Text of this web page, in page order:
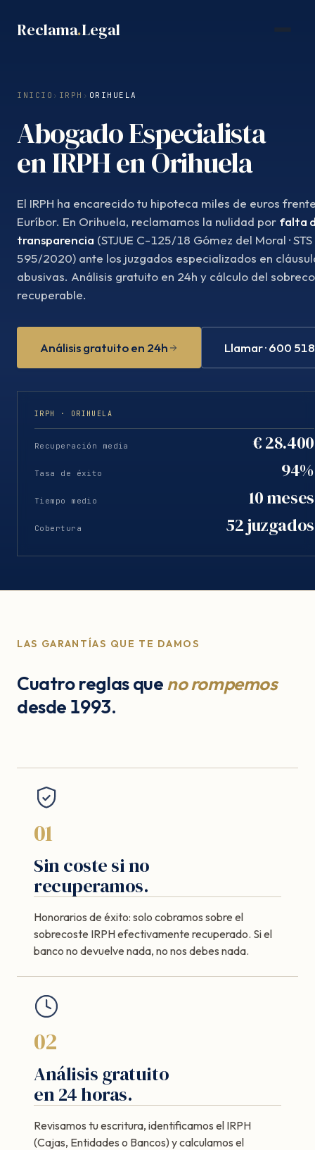
Reclama.Legal
INICIO › IRPH › ORIHUELA
Abogado Especialista
en IRPH en Orihuela
El IRPH ha encarecido tu hipoteca miles de euros
Euríbor. En Orihuela, reclamamos la nulidad por falta
transparencia (STJUE C-125/18 Gómez del Moral · STS
595/2020) ante los juzgados especializados en
abusivas. Análisis gratuito en 24h y cálculo del
recuperable.
Análisis gratuito en 24h Llamar · 600
IRPH · ORIHUELA
Recuperación media € 28.400
Tasa de éxito 94%
Tiempo medio 10 meses
Cobertura 52 juzgados
LAS GARANTÍAS QUE TE DAMOS
Cuatro reglas queno rompemos
desde 1993.
01
Sin coste si no
recuperamos.
Honorarios de éxito: solo cobramos sobre el
sobrecoste IRPH efectivamente recuperado. Si el
banco no devuelve nada, no nos debes nada.
02
Análisis gratuito
en 24 horas.
Revisamos tu escritura, identificamos el IRPH
(Cajas, Entidades o Bancos) y calculamos el